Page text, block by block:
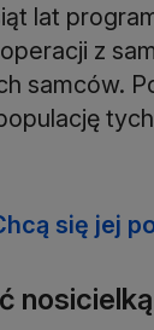
lat
z
samców.
się jej